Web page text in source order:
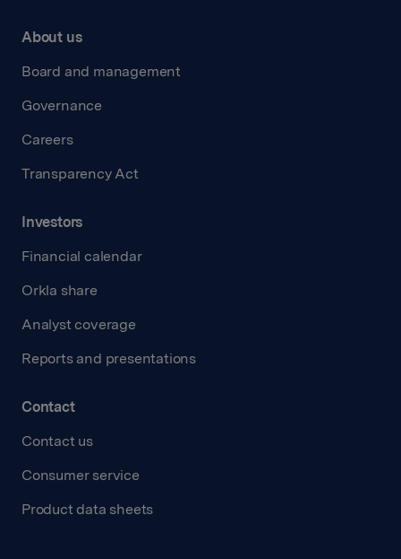
About us
Board and management
Governance
Careers
Transparency Act
Investors
Financial calendar
Orkla share
Analyst coverage
Reports and presentations
Contact
Contact us
Consumer service
Product data sheets